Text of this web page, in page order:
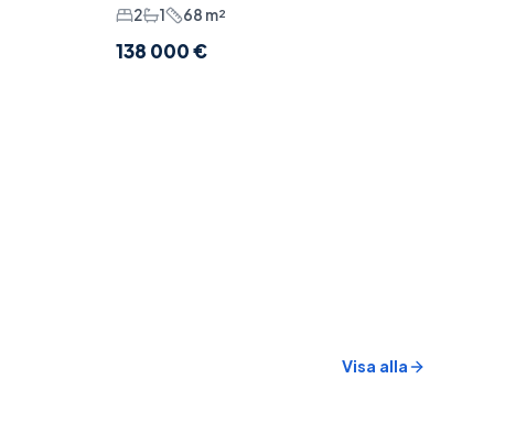
2
1 68 m²
138 000 €
Visa alla